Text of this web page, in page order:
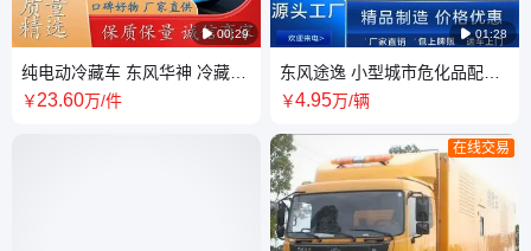
 00:29
纯电动冷藏车 东风华神 冷藏货
车 多样化操作简单 拉新鲜蔬菜
￥23.60万/件
 01:28
东风途逸 小型城市危化品配送
车 液化气瓶 氧气乙炔 易燃气体
￥4.95万/辆
在线交易